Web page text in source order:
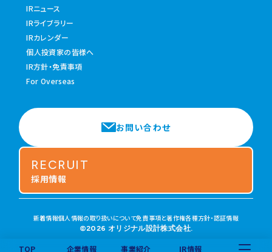
TOP 企業情報 事業紹介 IR情報
IRニュース
IRライブラリー
IRカレンダー
個人投資家の皆様へ
IR方針・免責事項
For Overseas
お問い合わせ
RECRUIT
採用情報
新着情報個人情報の取り扱いについて免責事項と著作権各種方針・認証情報
©2026 オリジナル設計株式会社.